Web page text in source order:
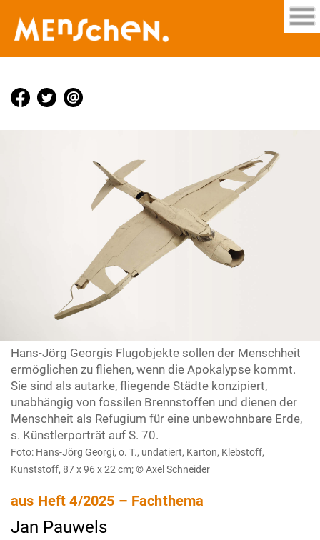
Hans-Jörg Georgis Flugobjekte sollen der Menschheit
ermöglichen zu fliehen, wenn die Apokalypse kommt.
Sie sind als autarke, fliegende Städte konzipiert,
unabhängig von fossilen Brennstoffen und dienen der
Menschheit als Refugium für eine unbewohnbare Erde,
s. Künstlerporträt auf S. 70.
Foto: Hans-Jörg Georgi, o. T., undatiert, Karton, Klebstoff,
Kunststoff, 87 x 96 x 22 cm; © Axel Schneider
aus Heft 4/2025 – Fachthema
Jan Pauwels